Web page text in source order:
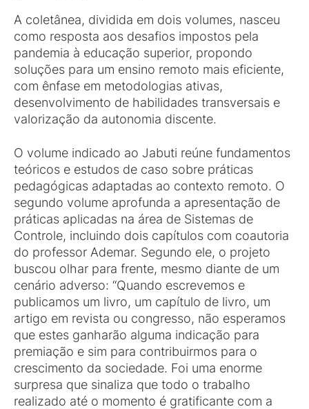
A coletânea, dividida em dois volumes, nasceu
como resposta aos desafios impostos pela
pandemia à educação superior, propondo
soluções para um ensino remoto mais eficiente,
com ênfase em metodologias ativas,
desenvolvimento de habilidades transversais e
valorização da autonomia discente.
O volume indicado ao Jabuti reúne fundamentos
teóricos e estudos de caso sobre práticas
pedagógicas adaptadas ao contexto remoto. O
segundo volume aprofunda a apresentação de
práticas aplicadas na área de Sistemas de
Controle, incluindo dois capítulos com coautoria
do professor Ademar. Segundo ele, o projeto
buscou olhar para frente, mesmo diante de um
cenário adverso: “Quando escrevemos e
publicamos um livro, um capítulo de livro, um
artigo em revista ou congresso, não esperamos
que estes ganharão alguma indicação para
premiação e sim para contribuirmos para o
crescimento da sociedade. Foi uma enorme
surpresa que sinaliza que todo o trabalho
realizado até o momento é gratificante com a